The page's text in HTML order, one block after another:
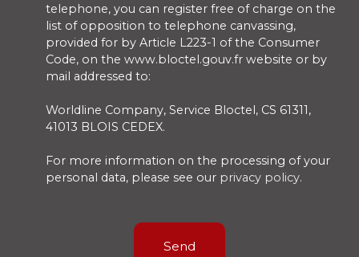
telephone, you can register free of charge on the
list of opposition to telephone canvassing,
provided for by Article L223-1 of the Consumer
Code, on the www.bloctel.gouv.fr website or by
mail addressed to:
Worldline Company, Service Bloctel, CS 61311,
41013 BLOIS CEDEX.
For more information on the processing of your
personal data, please see our privacy policy.
Send